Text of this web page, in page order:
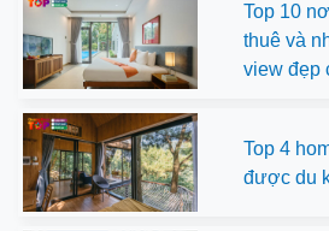
Top 10
thuê và
view đẹp
Top 4
được du